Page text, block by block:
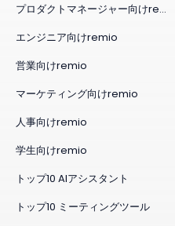
プロダクトマネージャー向けremio
エンジニア向けremio
営業向けremio
マーケティング向けremio
人事向けremio
学生向けremio
トップ10 AIアシスタント
トップ10 ミーティングツール